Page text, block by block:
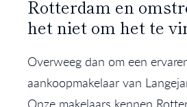
Rotterdam en
het niet om het te
Overweeg dan om een
aankoopmakelaar van
Onze makelaars kennen